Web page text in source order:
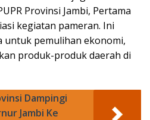
Provinsi Jambi, Pertama
kegiatan pameran. Ini
untuk pemulihan ekonomi,
produk-produk daerah di
Dampingi
Jambi Ke